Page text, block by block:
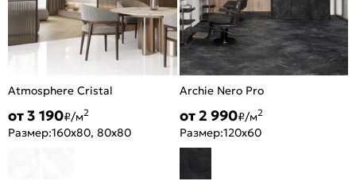
Atmosphere Cristal
от 3 190₽/м2
Размер:160x80, 80x80
Archie Nero Pro
от 2 990₽/м2
Размер:120x60